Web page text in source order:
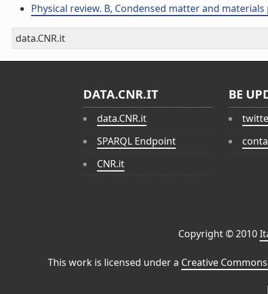
Physical review. B, Condensed matter and materials
data.CNR.it
DATA.CNR.IT
data.CNR.it
SPARQL Endpoint
CNR.it
BE
Copyright © 2010
This work is licensed under a Creative